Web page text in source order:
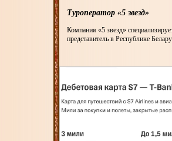
Туроператор «5 звезд»
Компания «5 звезд»
представитель в Республике